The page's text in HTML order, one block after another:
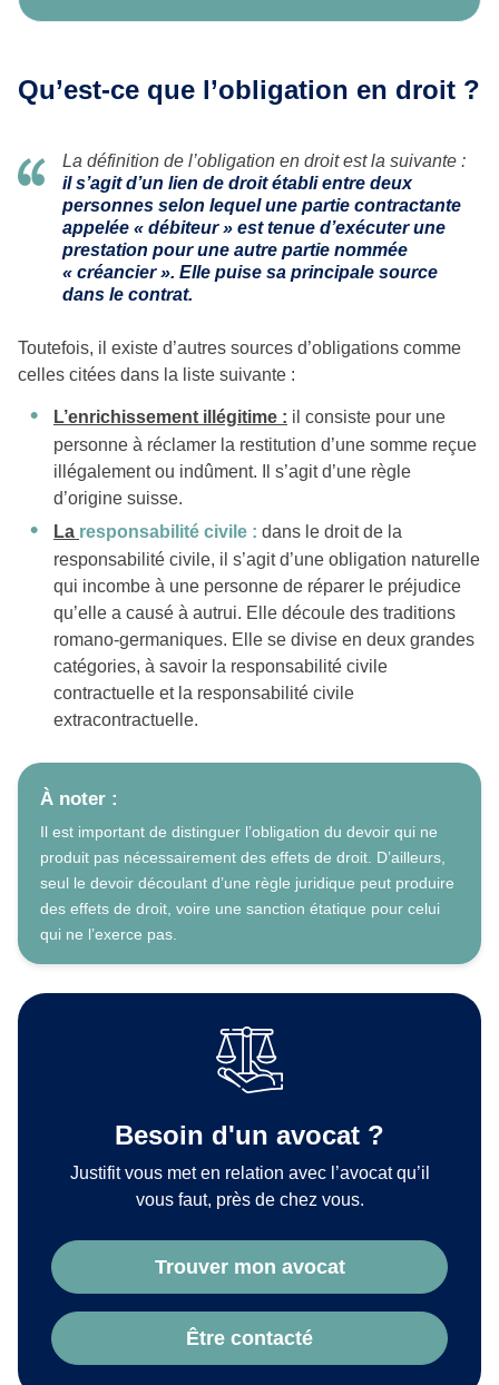
Qu’est-ce que l’obligation en droit ?
La définition de l’obligation en droit est la suivante :
il s’agit d’un lien de droit établi entre deux
personnes selon lequel une partie contractante
appelée « débiteur » est tenue d’exécuter une
prestation pour une autre partie nommée
« créancier ». Elle puise sa principale source
dans le contrat.
Toutefois, il existe d’autres sources d’obligations comme
celles citées dans la liste suivante :
L’enrichissement illégitime : il consiste pour une
personne à réclamer la restitution d’une somme reçue
illégalement ou indûment. Il s’agit d’une règle
d’origine suisse.
La responsabilité civile : dans le droit de la
responsabilité civile, il s’agit d’une obligation naturelle
qui incombe à une personne de réparer le préjudice
qu’elle a causé à autrui. Elle découle des traditions
romano-germaniques. Elle se divise en deux grandes
catégories, à savoir la responsabilité civile
contractuelle et la responsabilité civile
extracontractuelle.
À noter :
Il est important de distinguer l’obligation du devoir qui ne
produit pas nécessairement des effets de droit. D’ailleurs,
seul le devoir découlant d’une règle juridique peut produire
des effets de droit, voire une sanction étatique pour celui
qui ne l’exerce pas.
Besoin d'un avocat ?
Justifit vous met en relation avec l’avocat qu’il
vous faut, près de chez vous.
Trouver mon avocat
Être contacté